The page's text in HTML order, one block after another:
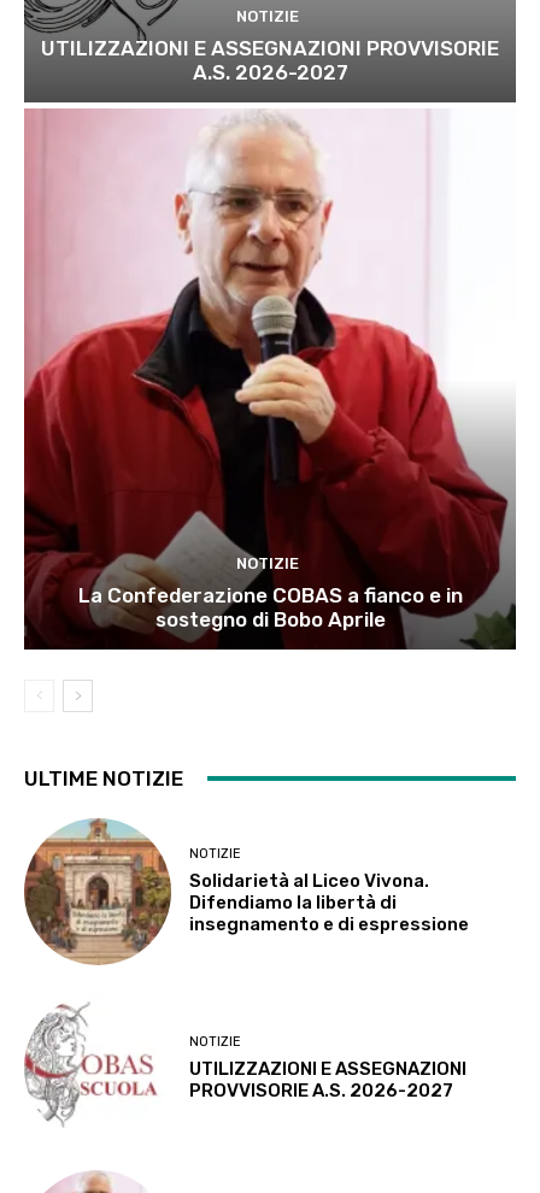
NOTIZIE
UTILIZZAZIONI E ASSEGNAZIONI PROVVISORIE
A.S. 2026-2027
NOTIZIE
La Confederazione COBAS a fianco e in
sostegno di Bobo Aprile
ULTIME NOTIZIE
NOTIZIE
Solidarietà al Liceo Vivona.
Difendiamo la libertà di
insegnamento e di espressione
NOTIZIE
UTILIZZAZIONI E ASSEGNAZIONI
PROVVISORIE A.S. 2026-2027